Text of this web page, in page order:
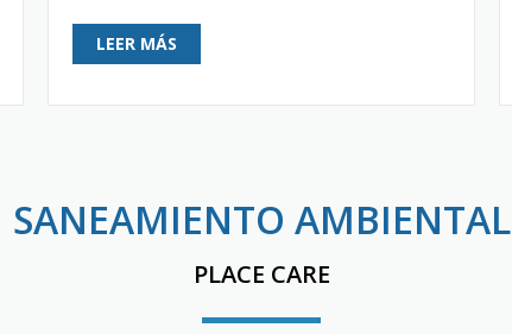
LEER MÁS
SANEAMIENTO AMBIENTAL
PLACE CARE